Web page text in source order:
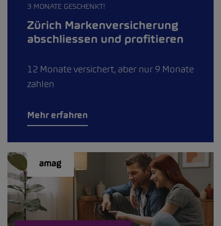
3 MONATE GESCHENKT!
Zürich Markenversicherung
abschliessen und profitieren
12 Monate versichert, aber nur 9 Monate
zahlen
Mehr erfahren